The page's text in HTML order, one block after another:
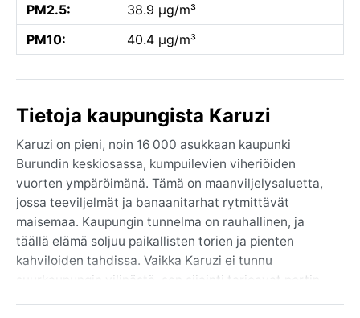
PM2.5:
38.9 µg/m³
PM10:
40.4 µg/m³
Tietoja kaupungista Karuzi
Karuzi on pieni, noin 16 000 asukkaan kaupunki
Burundin keskiosassa, kumpuilevien viheriöiden
vuorten ympäröimänä. Tämä on maanviljelysaluetta,
jossa teeviljelmät ja banaanitarhat rytmittävät
maisemaa. Kaupungin tunnelma on rauhallinen, ja
täällä elämä soljuu paikallisten torien ja pienten
kahviloiden tahdissa. Vaikka Karuzi ei tunnu
suurkaupungin vilinästä, sen sijainti tarjoavat portin